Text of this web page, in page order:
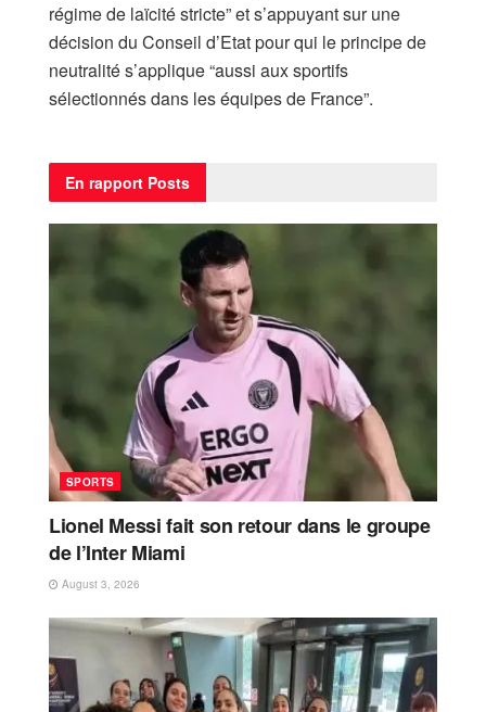
régime de laïcité stricte” et s’appuyant sur une
décision du Conseil d’Etat pour qui le principe de
neutralité s’applique “aussi aux sportifs
sélectionnés dans les équipes de France”.
En rapport Posts
SPORTS
Lionel Messi fait son retour dans le groupe
de l’Inter Miami
August 3, 2026